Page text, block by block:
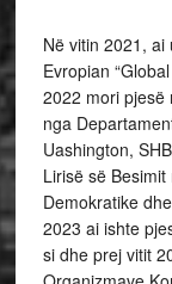
Në vitin 2021,
Evropian
2022 mori pjesë
nga
Uashington,
Lirisë së
Demokratike
2023 ai ishte
si dhe prej vitit